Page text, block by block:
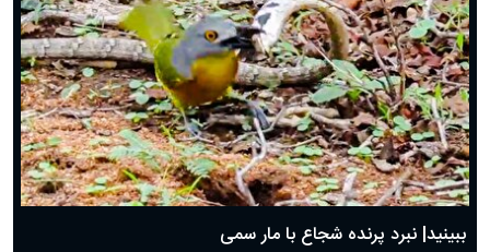
ببینید| نبرد پرنده شجاع با مار سمی